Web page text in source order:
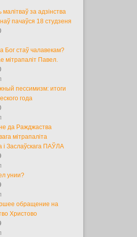
за адзінства
пачаўся 18 студзеня
Бог стаў чалавекам?
мітрапаліт Павел.
пессимизм: итоги
года
да Ражджаства
мітрапаліта
і Заслаўскага ПАЎЛА
унии?
обращение на
Христово